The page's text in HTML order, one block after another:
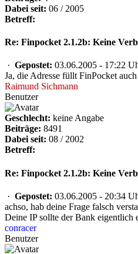
Dabei seit: 06 / 2005
Betreff:
Re: Finpocket 2.1.2b: Keine
· Gepostet: 03.06.2005 - 17:22
Ja, die Adresse füllt FinPocket
Raimund Sichmann
Benutzer
Geschlecht: keine Angabe
Beiträge: 8491
Dabei seit: 08 / 2002
Betreff:
Re: Finpocket 2.1.2b: Keine
· Gepostet: 03.06.2005 - 20:34
achso, hab deine Frage falsch
Deine IP sollte der Bank eigentlich
conracer
Benutzer